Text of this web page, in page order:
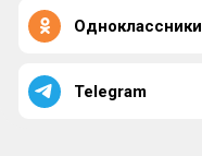
Одноклассники
Telegram